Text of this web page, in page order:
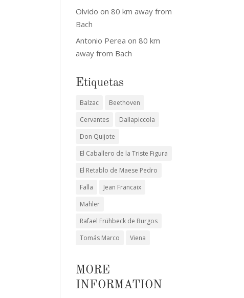
Olvido on80 km away from
Bach
Antonio Perea on80 km
away from Bach
Etiquetas
Balzac
Beethoven
Cervantes
Dallapiccola
Don Quijote
El Caballero de la Triste Figura
El Retablo de Maese Pedro
Falla
Jean Francaix
Mahler
Rafael Frühbeck de Burgos
Tomás Marco
Viena
MORE
INFORMATION